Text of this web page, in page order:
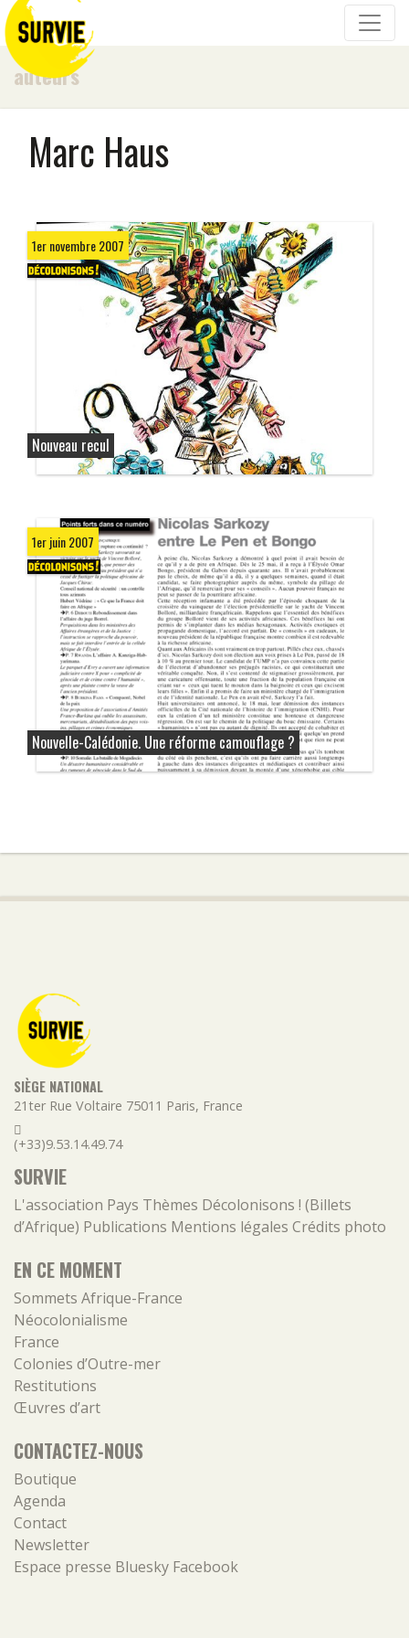
auteurs
Marc Haus
1er novembre 2007
Nouveau recul
1er juin 2007
Nouvelle-Calédonie. Une réforme camouflage ?
SIÈGE NATIONAL
21ter Rue Voltaire 75011 Paris, France
(+33)9.53.14.49.74
SURVIE
L'association Pays Thèmes Décolonisons ! (Billets
d’Afrique) Publications Mentions légales Crédits photo
EN CE MOMENT
Sommets Afrique-France
Néocolonialisme
France
Colonies d’Outre-mer
Restitutions
Œuvres d’art
CONTACTEZ-NOUS
Boutique
Agenda
Contact
Newsletter
Espace presse Bluesky Facebook